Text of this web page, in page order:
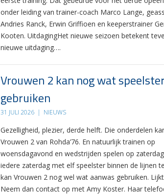
onder leiding van trainer-coach Marco Lange,
Andries Ranck, Erwin Griffioen en keeperstrainer
Kooten. UitdagingHet nieuwe seizoen betekent
nieuwe uitdaging….
Vrouwen 2 kan nog wat
gebruiken
31 JULI 2026 | NIEUWS
Gezelligheid, plezier, derde helft. Die onderdelen
Vrouwen 2 van Rohda’76. En natuurlijk trainen op
woensdagavond en wedstrijden spelen op
iedere zaterdag met elf speelster binnen de lijnen
kan Vrouwen 2 nog wel wat aanwas gebruiken.
Neem dan contact op met Amy Koster. Haar